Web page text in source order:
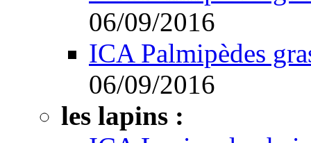
06/09/2016
ICA Palmipèdes
06/09/2016
les lapins :